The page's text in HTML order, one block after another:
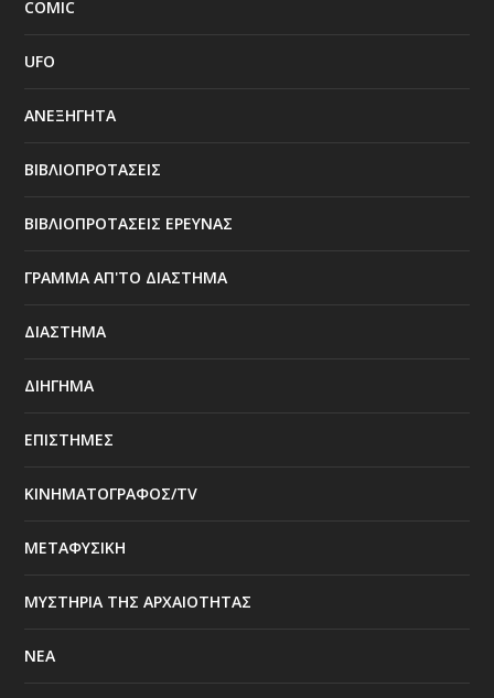
COMIC
UFO
ΑΝΕΞΗΓΗΤΑ
ΒΙΒΛΙΟΠΡΟΤΑΣΕΙΣ
ΒΙΒΛΙΟΠΡΟΤΑΣΕΙΣ ΕΡΕΥΝΑΣ
ΓΡΑΜΜΑ ΑΠ'ΤΟ ΔΙΑΣΤΗΜΑ
ΔΙΑΣΤΗΜΑ
ΔΙΗΓΗΜΑ
ΕΠΙΣΤΗΜΕΣ
ΚΙΝΗΜΑΤΟΓΡΑΦΟΣ/TV
ΜΕΤΑΦΥΣΙΚΗ
ΜΥΣΤΗΡΙΑ ΤΗΣ ΑΡΧΑΙΟΤΗΤΑΣ
ΝΕΑ